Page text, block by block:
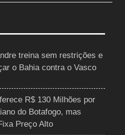
treina sem restrições e
o Bahia contra o Vasco
R$ 130 Milhões por
do Botafogo, mas
Preço Alto